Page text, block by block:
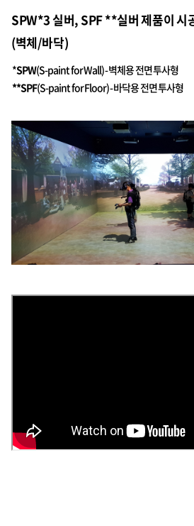
SPW*3 실버, SPF **실버 제품이 시
(벽체/바닥)
*SPW(S-paint for Wall) - 벽체용 전면 투사형
**SPF(S-paint for Floor) - 바닥용 전면 투사형